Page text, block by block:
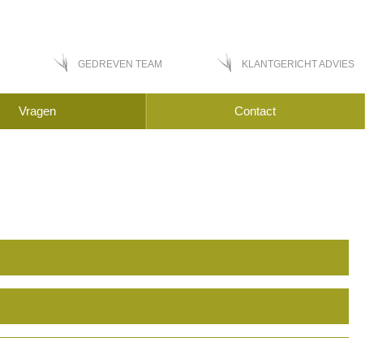
KLANTGERICHT ADVIES
GEDREVEN TEAM
Vragen Contact